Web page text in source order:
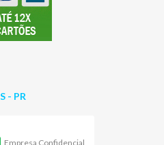
- PR
Empresa Confidencial